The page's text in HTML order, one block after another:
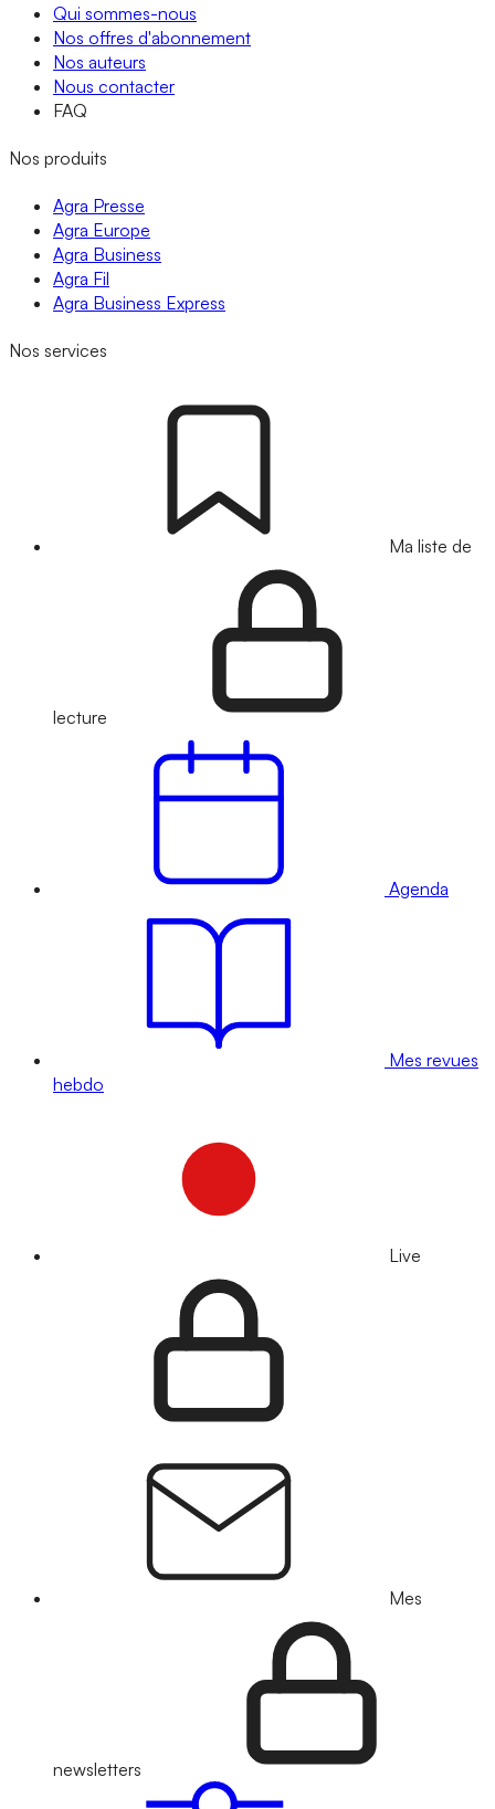
Qui sommes-nous
Nos offres d'abonnement
Nos auteurs
Nous contacter
FAQ
Nos produits
Agra Presse
Agra Europe
Agra Business
Agra Fil
Agra Business Express
Nos services
Ma liste de
lecture
Agenda
Mes revues
hebdo
Live
Mes
newsletters